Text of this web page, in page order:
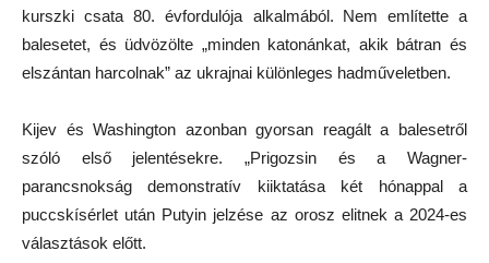
kurszki csata 80. évfordulója alkalmából. Nem említette a
balesetet, és üdvözölte „minden katonánkat, akik bátran és
elszántan harcolnak” az ukrajnai különleges hadműveletben.
Kijev és Washington azonban gyorsan reagált a balesetről
szóló első jelentésekre. „Prigozsin és a Wagner-
parancsnokság demonstratív kiiktatása két hónappal a
puccskísérlet után Putyin jelzése az orosz elitnek a 2024-es
választások előtt.